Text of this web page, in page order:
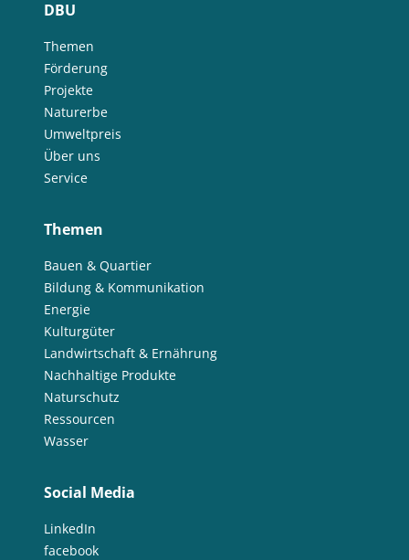
DBU
Themen
Förderung
Projekte
Naturerbe
Umweltpreis
Über uns
Service
Themen
Bauen & Quartier
Bildung & Kommunikation
Energie
Kulturgüter
Landwirtschaft & Ernährung
Nachhaltige Produkte
Naturschutz
Ressourcen
Wasser
Social Media
LinkedIn
facebook